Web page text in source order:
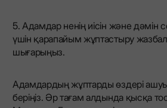
5. Адамдар ненің иісін және дәмін
үшін қарапайым жұптастыру
шығарыңыз.
Адамдардың жұптарды өздері
беріңіз. Әр тағам алдында қысқа